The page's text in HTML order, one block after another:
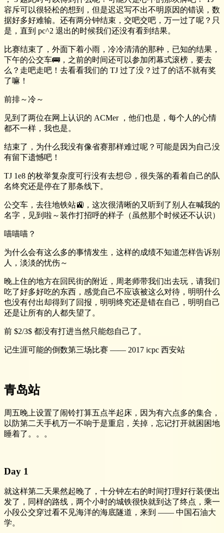
容斥可以很轻松的想到，但是迟迟写不出不明原因的错误，数
据好多好难输。还有两分钟结束，交吧交吧，万一过了呢？只
是，直到 pc^2 退出的时候我们还没有看到结果。
比赛结束了，外面下着小雨，冷冷清清的那种，已知的结果，
下午的公交车🚌，之前的时间还可以参加闭幕式滚榜，要去
么？走吧走吧！去看看我们的 TJ 过了没？过了的话不就有奖
了嘛！
前排～冷～
见到了两位在网上认识的 ACMer ，他们也是，每个人的心情
都不一样，我也是。
结束了，为什么我没有像省赛那样难过呢？可能是因为自己没
有留下遗憾吧！
TJ 1e8 的枚举复杂度可行没有去想😔，很失落的看着自己的队
名终究还是停在了那条线下。
公交车，去往地铁站🚉，这次很清晰的又听到了别人在喊我的
名字，见到啦～装作打招呼的样子（虽然那个时候还不认识）
喵喵喵？
为什么会有这么多的事情发生，这样的成绩不知道怎样告诉别
人，淡淡的忧伤～
晚上住的地方在回民街的附近，周老师带我们出去玩，请我们
吃了好多好吃的东西，感觉自己不应该被这么对待，明明什么
也没有付出却得到了回报，明明终究还是错在自己，明明自己
还是让所有的人都失望了。
前 $2/3$ 都没有打进当然只能怨自己了。
记生涯可能的倒数第三场比赛 —— 2017 icpc 西安站
青岛站
周五晚上设置了闹铃打算五点半起床，因为有六点多的集合，
以防第二天手机万一不响于是重启，关掉，忘记打开就困困地
睡着了。。。
Day 1
就这样第二天果然起晚了，十分钟左右的时间打理好行装便出
发了，同样的路线，两个小时的城铁很快就到达了终点，乘一
小段公交穿过看不见海洋的海底隧道，来到 —— 中国石油大
学。